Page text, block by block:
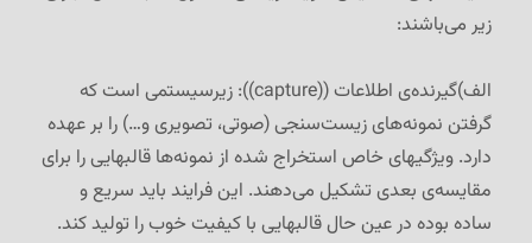
زیر می‌باشند:
الف)گیرنده‌ی اطلاعات ((capture)): زیرسیستمی است که
گرفتن نمونه‌های زیست‌سنجی (صوتی، تصویری و…) را بر عهده
دارد. ویژگیهای خاص استخراج شده از نمونه‌ها قالبهایی را برای
مقایسه‌ی بعدی تشکیل می‌دهند. این فرایند باید سریع و
ساده بوده در عین حال قالبهایی با کیفیت خوب را تولید کند.